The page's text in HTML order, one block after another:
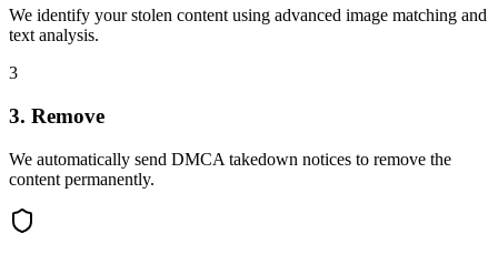
We identify your stolen content using advanced image matching and
text analysis.
3
3. Remove
We automatically send DMCA takedown notices to remove the
content permanently.